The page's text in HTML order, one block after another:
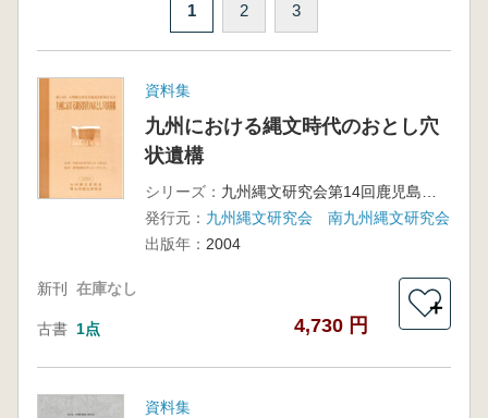
1 2 3
資料集
九州における縄文時代のおとし穴
状遺構
シリーズ：
発行元： 九州縄文研究会 南九州縄文研究会
出版年： 2004
新刊 在庫なし
古書 1点 4,730 円
＋
資料集